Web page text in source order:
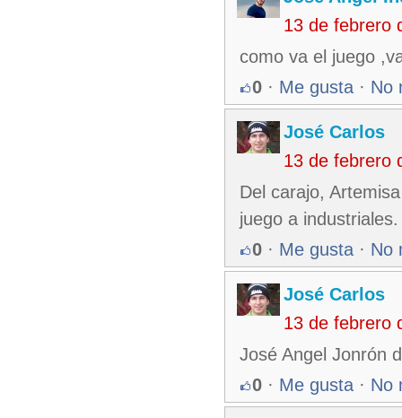
13 de febrero
como va el juego
0 · Me gusta · No
José Carlos
13 de febrero
Del carajo,
juego a industriales.
0 · Me gusta · No
José Carlos
13 de febrero
José Angel Jonrón
0 · Me gusta · No